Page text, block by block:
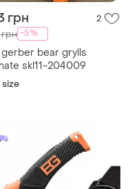
грн 2
-5%
gerber bear grylls
skl11-204009
size